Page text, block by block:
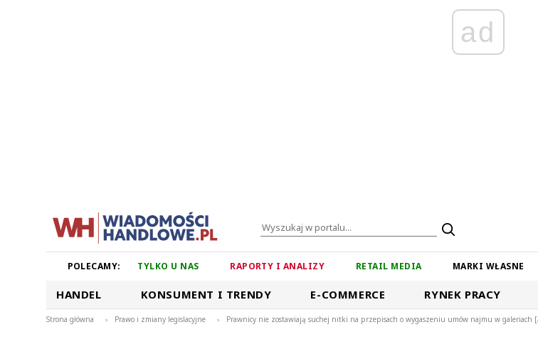
ad
POLECAMY: TYLKO U NAS RAPORTY I ANALIZY RETAIL MEDIA MARKI WŁASNE
HANDEL KONSUMENT I TRENDY E-COMMERCE RYNEK PRACY
Strona główna > Prawo i zmiany legislacyjne > Prawnicy nie zostawiają suchej nitki na przepisach o wygaszeniu umów najmu w galeriach